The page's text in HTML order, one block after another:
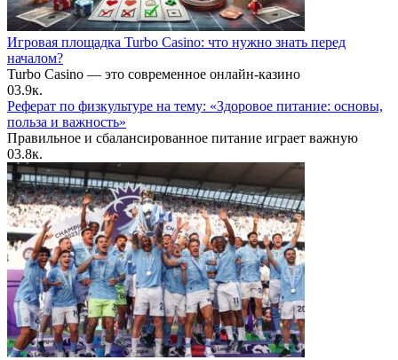
Игровая площадка Turbo Casino: что нужно знать перед
началом?
Turbo Casino — это современное онлайн-казино
03.9к.
Реферат по физкультуре на тему: «Здоровое питание: основы,
польза и важность»
Правильное и сбалансированное питание играет важную
03.8к.